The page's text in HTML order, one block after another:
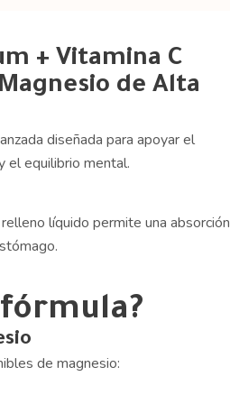
+ Vitamina C
de Alta
diseñada para apoyar el
el equilibrio mental.
líquido permite una absorción
de magnesio: